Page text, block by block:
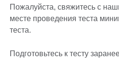
Пожалуйста, свяжитесь с
месте проведения теста
теста.
Подготовьтесь к тесту